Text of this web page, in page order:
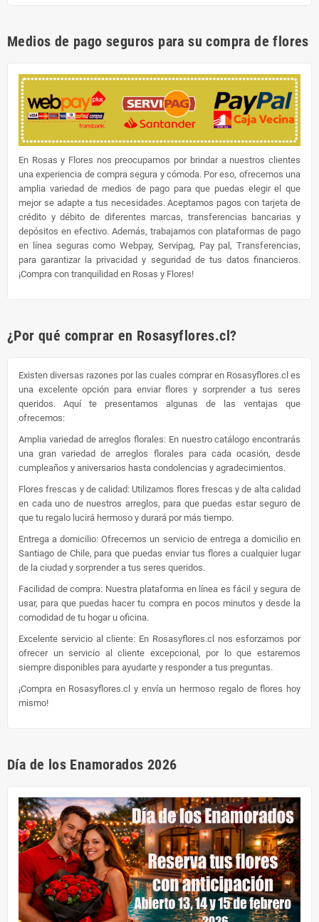
Medios de pago seguros para su compra de flores
En Rosas y Flores nos preocupamos por brindar a nuestros clientes
una experiencia de compra segura y cómoda. Por eso, ofrecemos una
amplia variedad de medios de pago para que puedas elegir el que
mejor se adapte a tus necesidades. Aceptamos pagos con tarjeta de
crédito y débito de diferentes marcas, transferencias bancarias y
depósitos en efectivo. Además, trabajamos con plataformas de pago
en línea seguras como Webpay, Servipag, Pay pal, Transferencias,
para garantizar la privacidad y seguridad de tus datos financieros.
¡Compra con tranquilidad en Rosas y Flores!
¿Por qué comprar en Rosasyflores.cl?
Existen diversas razones por las cuales comprar en Rosasyflores.cl es
una excelente opción para enviar flores y sorprender a tus seres
queridos. Aquí te presentamos algunas de las ventajas que
ofrecemos:
Amplia variedad de arreglos florales: En nuestro catálogo encontrarás
una gran variedad de arreglos florales para cada ocasión, desde
cumpleaños y aniversarios hasta condolencias y agradecimientos.
Flores frescas y de calidad: Utilizamos flores frescas y de alta calidad
en cada uno de nuestros arreglos, para que puedas estar seguro de
que tu regalo lucirá hermoso y durará por más tiempo.
Entrega a domicilio: Ofrecemos un servicio de entrega a domicilio en
Santiago de Chile, para que puedas enviar tus flores a cualquier lugar
de la ciudad y sorprender a tus seres queridos.
Facilidad de compra: Nuestra plataforma en línea es fácil y segura de
usar, para que puedas hacer tu compra en pocos minutos y desde la
comodidad de tu hogar u oficina.
Excelente servicio al cliente: En Rosasyflores.cl nos esforzamos por
ofrecer un servicio al cliente excepcional, por lo que estaremos
siempre disponibles para ayudarte y responder a tus preguntas.
¡Compra en Rosasyflores.cl y envía un hermoso regalo de flores hoy
mismo!
Día de los Enamorados 2026